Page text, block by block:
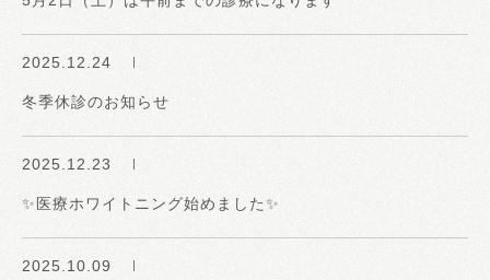
2025.12.24
冬季休診のお知らせ
2025.12.23
✨医療ホワイトニング始めました✨
2025.10.09